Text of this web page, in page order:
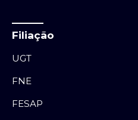
Filiação
UGT
FNE
FESAP